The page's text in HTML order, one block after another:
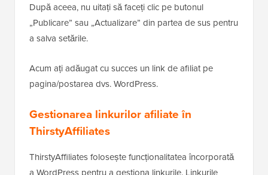
După aceea, nu uitați să faceți clic pe butonul
„Publicare” sau „Actualizare” din partea de sus pentru
a salva setările.
Acum ați adăugat cu succes un link de afiliat pe
pagina/postarea dvs. WordPress.
Gestionarea linkurilor afiliate în
ThirstyAffiliates
ThirstyAffiliates folosește funcționalitatea încorporată